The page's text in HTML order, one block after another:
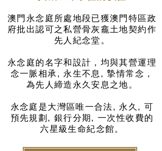
澳門永念庭所處地段已獲澳門特區政
府批出認可之私營骨灰龕土地契約作
先人紀念堂。
永念庭的名字和設計，均與其營運理
念一脈相承, 永生不息, 摯情常念，
為先人締造永久安息之地。
永念庭是大灣區唯一合法, 永久, 可
預先規劃, 銀行分期, 一次性收費的
六星級生命紀念館。